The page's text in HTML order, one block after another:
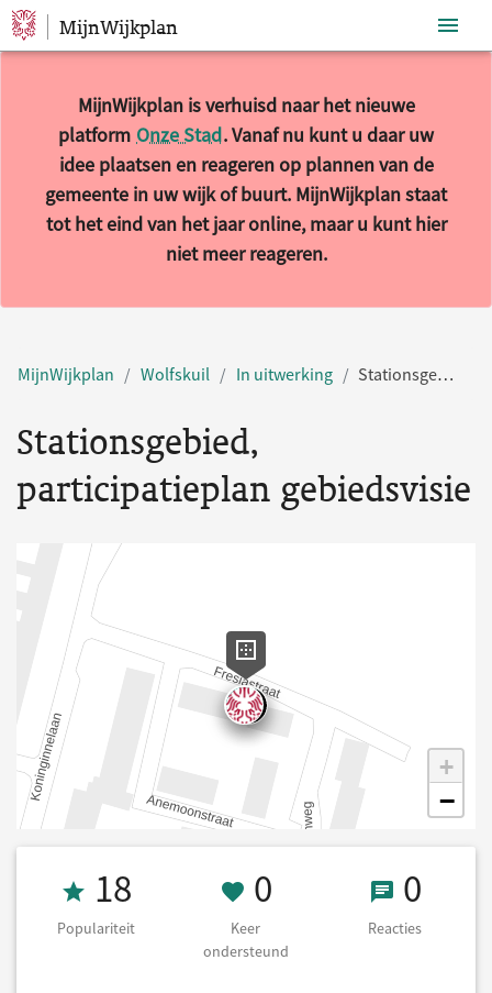
Sla navigatie over
MijnWijkplan
MijnWijkplan is verhuisd naar het nieuwe
platform Onze Stad. Vanaf nu kunt u daar uw
idee plaatsen en reageren op plannen van de
gemeente in uw wijk of buurt. MijnWijkplan staat
tot het eind van het jaar online, maar u kunt hier
niet meer reageren.
MijnWijkplan Wolfskuil In uitwerking Stationsgebied, participatieplan gebiedsvisie
Stationsgebied,
participatieplan gebiedsvisie
+
−
Populariteit 18
18
Populariteit
0 Keer
0
Keer
ondersteund
0 0
Reacties